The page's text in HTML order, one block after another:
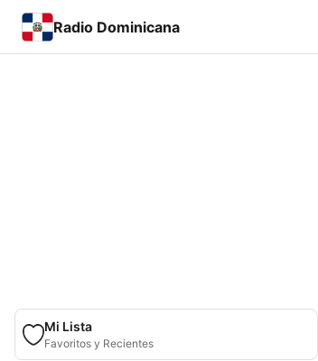
Radio Dominicana
Mi Lista
Favoritos y Recientes